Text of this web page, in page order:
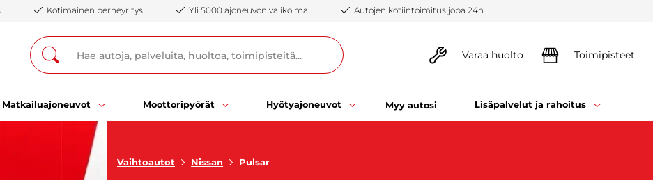
Kotimainen perheyritys Yli 5000 ajoneuvon valikoima Autojen kotiintoimitus jopa 24h
Varaa huolto Toimipisteet
Matkailuajoneuvot Moottoripyörät Hyötyajoneuvot Myy autosi Lisäpalvelut ja rahoitus
Vaihtoautot Nissan Pulsar